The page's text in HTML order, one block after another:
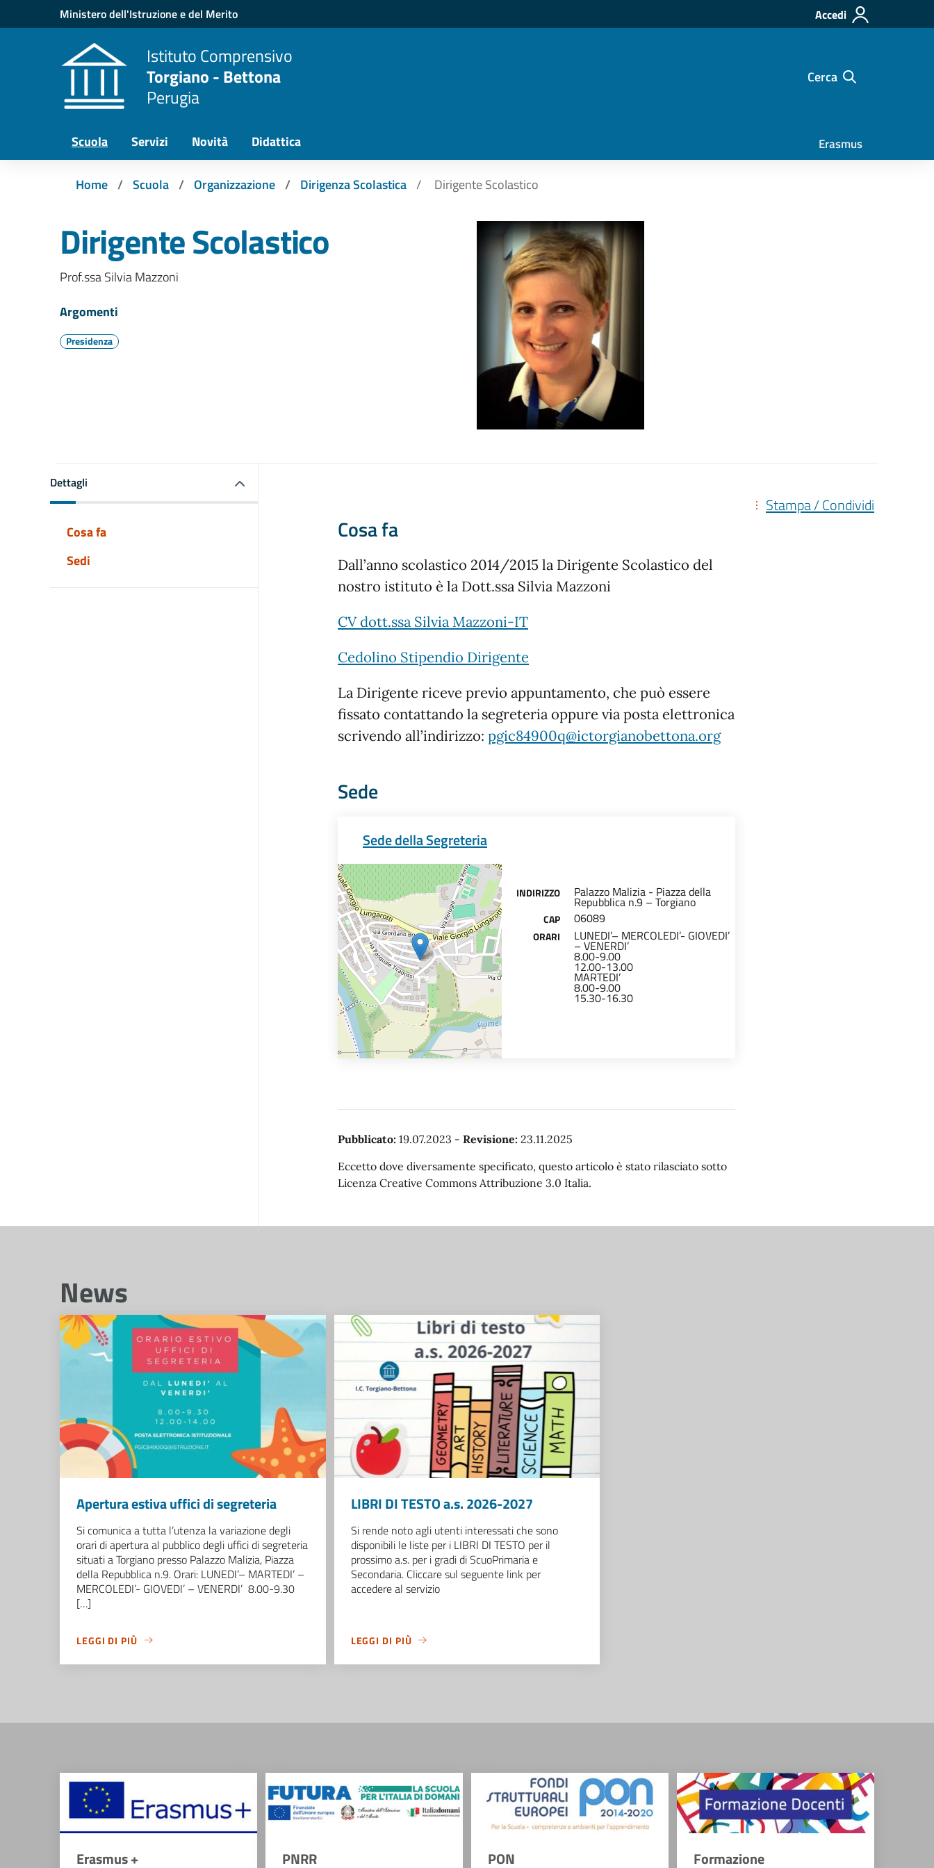
Vai ai contenuti
Vai al menu di navigazione
Ministero dell'Istruzione e del Merito Accedi
Istituto Comprensivo
Torgiano - Bettona
Perugia
Cerca
Scuola Servizi Novità Didattica Erasmus
Home Scuola Organizzazione Dirigenza Scolastica Dirigente Scolastico
Dirigente Scolastico
Prof.ssa Silvia Mazzoni
Argomenti
Presidenza
Dettagli
Cosa fa
Sedi
Stampa / Condividi
Cosa fa
Dall’anno scolastico 2014/2015 la Dirigente Scolastico del
nostro istituto è la Dott.ssa Silvia Mazzoni
CV dott.ssa Silvia Mazzoni-IT
Cedolino Stipendio Dirigente
La Dirigente riceve previo appuntamento, che può essere
fissato contattando la segreteria oppure via posta elettronica
scrivendo all’indirizzo: pgic84900q@ictorgianobettona.org
Sede
Sede della Segreteria
INDIRIZZO Palazzo Malizia - Piazza della
Repubblica n.9 – Torgiano
CAP 06089
ORARI LUNEDI’– MERCOLEDI’- GIOVEDI’
– VENERDI’
8.00-9.00
12.00-13.00
MARTEDI’
8.00-9.00
15.30-16.30
Pubblicato: 19.07.2023 - Revisione: 23.11.2025
Eccetto dove diversamente specificato, questo articolo è stato rilasciato sotto
Licenza Creative Commons Attribuzione 3.0 Italia.
News
Apertura estiva uffici di segreteria
Si comunica a tutta l’utenza la variazione degli
orari di apertura al pubblico degli uffici di segreteria
situati a Torgiano presso Palazzo Malizia, Piazza
della Repubblica n.9. Orari: LUNEDI’– MARTEDI’ –
MERCOLEDI’- GIOVEDI’ – VENERDI’ 8.00-9.30
[…]
LEGGI DI PIÙ
LIBRI DI TESTO a.s. 2026-2027
Si rende noto agli utenti interessati che sono
disponibili le liste per i LIBRI DI TESTO per il
prossimo a.s. per i gradi di ScuoPrimaria e
Secondaria. Cliccare sul seguente link per
accedere al servizio
LEGGI DI PIÙ
Erasmus + PNRR PON Formazione